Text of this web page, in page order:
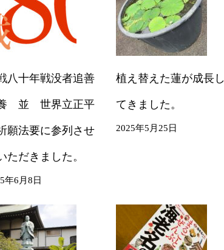
八十年戦没者追善
並 世界立正平
願法要に参列させ
ただきました。
年6月8日
植え替えた蓮が成長し
てきました。
2025年5月25日